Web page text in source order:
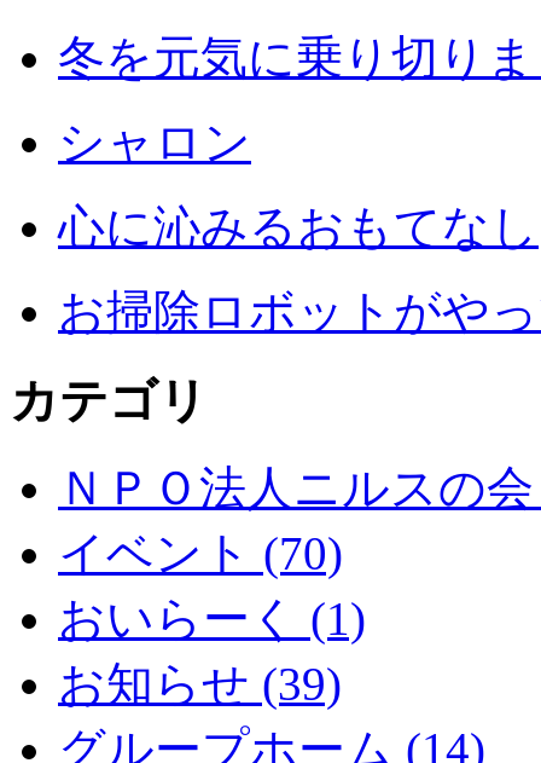
冬を元気に乗り切り
シャロン
心に沁みるおもてなし
お掃除ロボットがや
カテゴリ
ＮＰＯ法人ニルスの
イベント (70)
おいらーく (1)
お知らせ (39)
グループホーム (14)